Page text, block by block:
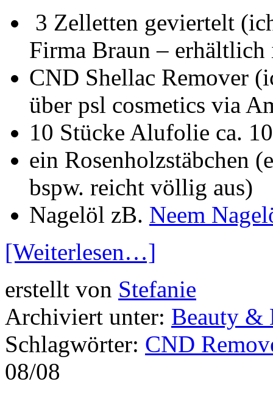
3 Zelletten geviertelt
Firma Braun –
CND Shellac Remover
über psl cosmetics via
10 Stücke Alufolie ca.
ein Rosenholzstäbchen
bspw. reicht völlig aus)
Nagelöl zB. Neem
[Weiterlesen…]
erstellt von Stefanie
Archiviert unter: Beauty &
Schlagwörter: CND
08/08